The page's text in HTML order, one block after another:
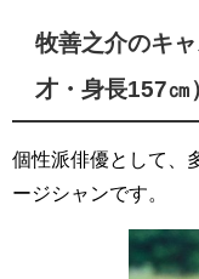
牧善之介のキ
才・身長157㎝
個性派俳優として、
ージシャンです。